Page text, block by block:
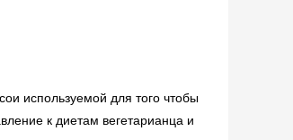
используемой для того чтобы
к диетам вегетарианца и